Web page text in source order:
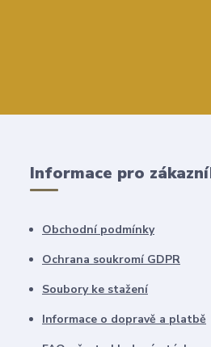
Informace pro
Obchodní podmínky
Ochrana soukromí GDPR
Soubory ke stažení
Informace o dopravě a platbě